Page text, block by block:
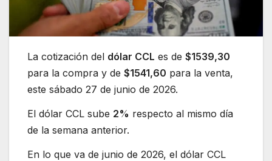
La cotización del dólar CCL es de $1539,30
para la compra y de $1541,60 para la venta,
este sábado 27 de junio de 2026.
El dólar CCL sube 2% respecto al mismo día
de la semana anterior.
En lo que va de junio de 2026, el dólar CCL